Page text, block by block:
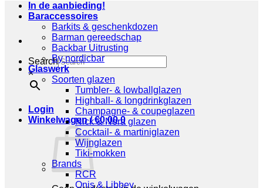
Search
×
Login
Winkelwagen /€0,00 0
In de aanbieding!
Baraccessoires
Barkits & geschenkdozen
Barman gereedschap
Backbar Uitrusting
By nordicbar
Glaswerk
Soorten glazen
Tumbler- & lowballglazen
Highball- & longdrinkglazen
Champagne- & coupeglazen
Nick & Nora glazen
Cocktail- & martiniglazen
Wijnglazen
Tiki-mokken
Brands
RCR
Onis & Libbey